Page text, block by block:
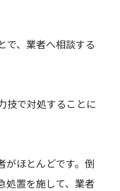
で、業者へ相談する
技で対処することに
がほとんどです。倒
処置を施して、業者